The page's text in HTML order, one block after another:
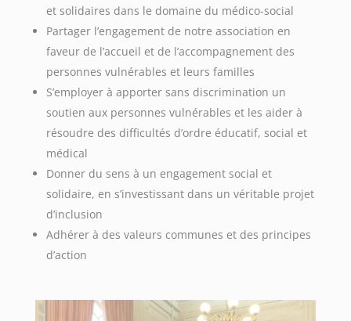
et solidaires dans le domaine du médico-social
Partager l’engagement de notre association en
faveur de l’accueil et de l’accompagnement des
personnes vulnérables et leurs familles
S’employer à apporter sans discrimination un
soutien aux personnes vulnérables et les aider à
résoudre des difficultés d’ordre éducatif, social et
médical
Donner du sens à un engagement social et
solidaire, en s’investissant dans un véritable projet
d’inclusion
Adhérer à des valeurs communes et des principes
d’action